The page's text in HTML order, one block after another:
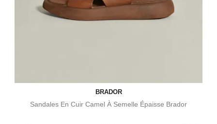
BRADOR
Sandales En Cuir Camel À Semelle Épaisse Brador